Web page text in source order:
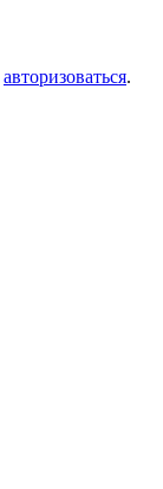
авторизоваться.